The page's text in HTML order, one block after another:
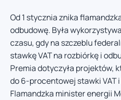
Od 1 stycznia znika
odbudowę. Była
czasu, gdy na szczeblu
stawkę VAT na rozbiórkę i
Premia dotyczyła projektów,
do 6-procentowej stawki VAT
Flamandzka minister energii